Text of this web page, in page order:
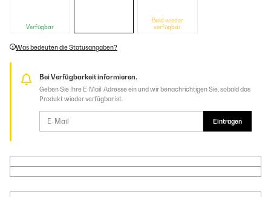
Verfügbar
Bald wieder
verfügbar
Was bedeuten die Statusangaben?
Bei Verfügbarkeit informieren.
Geben Sie Ihre E-Mail-Adresse ein und wir benachrichtigen Sie, sobald das
Produkt wieder verfügbar ist.
Eintragen